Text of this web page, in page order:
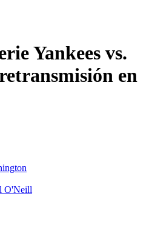
Yankees vs.
en
O'Neill